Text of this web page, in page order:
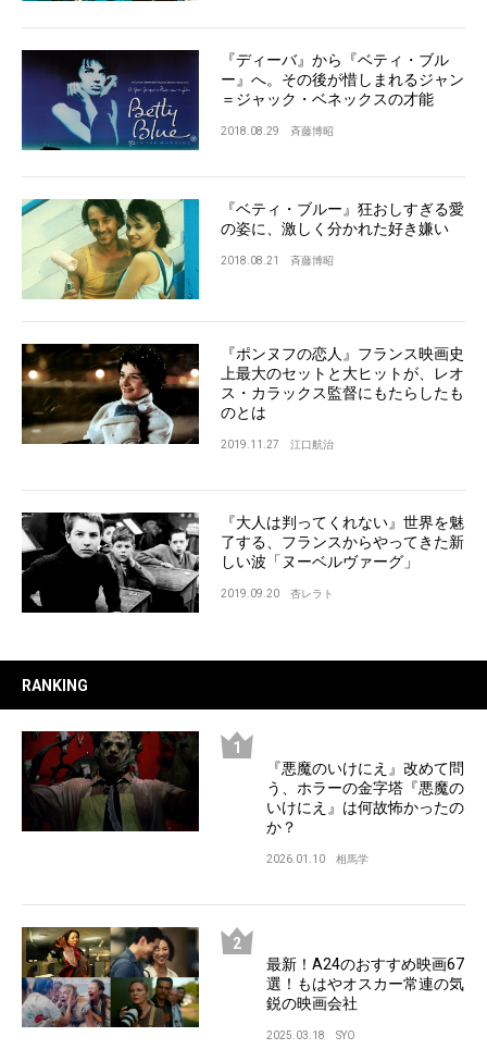
『ディーバ』から『ベティ・ブル
ー』へ。その後が惜しまれるジャン
＝ジャック・ベネックスの才能
2018.08.29 斉藤博昭
『ベティ・ブルー』狂おしすぎる愛
の姿に、激しく分かれた好き嫌い
2018.08.21 斉藤博昭
『ポンヌフの恋人』フランス映画史
上最大のセットと大ヒットが、レオ
ス・カラックス監督にもたらしたも
のとは
2019.11.27 江口航治
『大人は判ってくれない』世界を魅
了する、フランスからやってきた新
しい波「ヌーベルヴァーグ」
2019.09.20 杏レラト
RANKING
『悪魔のいけにえ』改めて問
う、ホラーの金字塔『悪魔の
いけにえ』は何故怖かったの
か？
2026.01.10 相馬学
最新！A24のおすすめ映画67
選！もはやオスカー常連の気
鋭の映画会社
2025.03.18 SYO